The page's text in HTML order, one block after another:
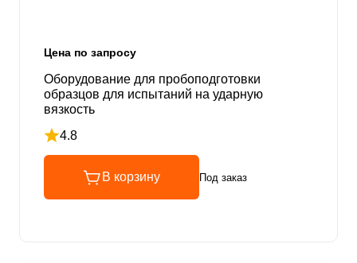
Цена по запросу
Оборудование для пробоподготовки
образцов для испытаний на ударную
вязкость
4.8
Рейтинг 4.8 из 5
В корзину Под заказ